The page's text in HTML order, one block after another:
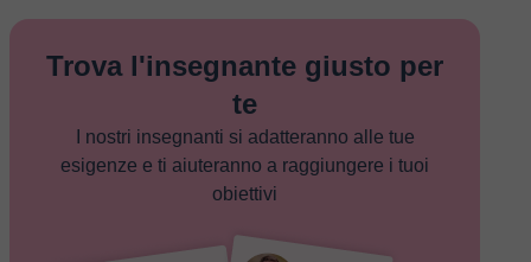
Trova l'insegnante giusto per
te
I nostri insegnanti si adatteranno alle tue
esigenze e ti aiuteranno a raggiungere i tuoi
obiettivi